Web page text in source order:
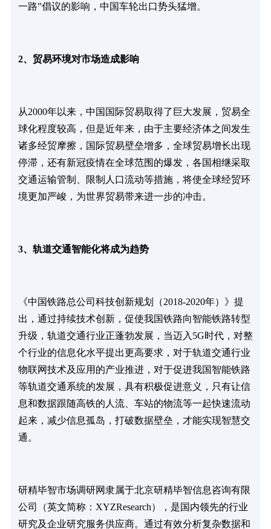
一路”倡议的影响，中国车轮出口势头猛增。
2、贸易环境对市场造成影响
从2000年以来，中国国际贸易取得了巨大发展，贸易全
球化程度较高，但是近年来，由于主要经济体之间发生
诸多经贸摩擦，国际贸易壁垒增多，全球贸易增长出现
停滞，还有新冠疫情在全球范围的爆发，各国相继采取
交通运输管制、限制人口流动等措施，将使全球经贸环
境更加严峻，为世界贸易带来进一步的冲击。
3、轨道交通智能化将成为趋势
《中国铁路总公司科技创新规划（2018-2020年）》提
出，通过持续技术创新，促使我国铁路向智能铁路转型
升级，轨道交通行业正蓬勃发展，当迈入5G时代，对整
个行业的信息化水平提出更高要求，对于轨道交通行业
物联网技术及应用的产业推进，对于促进我国智能铁路
等轨道交通系统的发展，具有积极促进意义，只有让信
息和数据跟随高铁的人流、车站的物流等一起快速流动
起来，减少信息孤岛，打破数据壁垒，才能实现智慧交
通。
研精毕智市场调研网隶属于北京研精毕智信息咨询有限
公司（英文简称：XYZResearch），是国内领先的行业
研究及企业研究服务供应商。通过有效分析复杂数据和